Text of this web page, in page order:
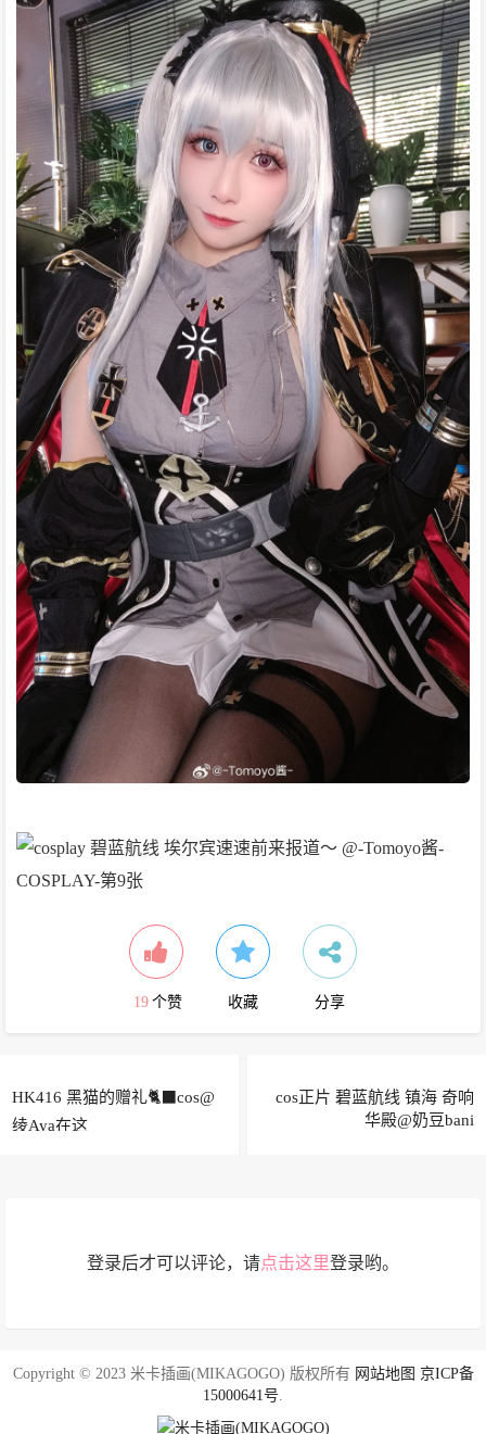
19 个赞 收藏 分享
HK416 黑猫的赠礼🐈‍⬛cos@
绫Aya在这
cos正片 碧蓝航线 镇海 奇响
华殿@奶豆bani
登录后才可以评论，请点击这里登录哟。
Copyright © 2023 米卡插画(MIKAGOGO) 版权所有 网站地图 京ICP备
15000641号.